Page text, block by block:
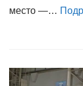
место —…